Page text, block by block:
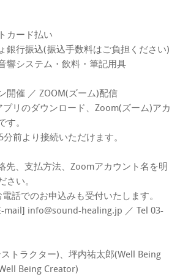
カード払い
銀行振込(振込手数料はご負担ください)
響システム・飲料・筆記用具
催 ／ ZOOM(ズーム)配信
リのダウンロード、Zoom(ズーム)アカ
す。
前より接続いただけます。
先、支払方法、Zoomアカウント名を明
さい。
話でのお申込みも受付いたします。
mail] info@sound-healing.jp ／ Tel 03-
トラクター)、坪内祐太郎(Well Being
Being Creator)